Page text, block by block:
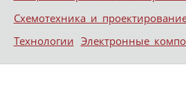
Схемотехника и
Технологии Электронные